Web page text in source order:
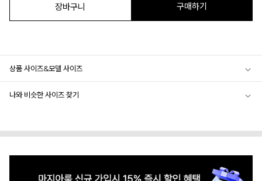
장바구니 구매하기
상품 사이즈&모델 사이즈
나와 비슷한 사이즈 찾기